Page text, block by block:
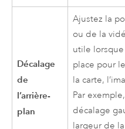
Décalage
de
l’arrière-
plan
Ajustez la
ou de la
utile
place pour
la carte,
Par
décalage
largeur de